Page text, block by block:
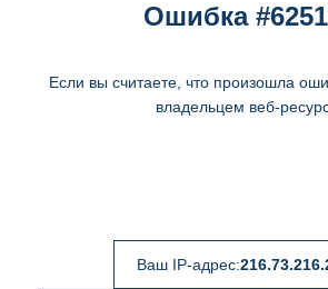
Ошибка
Если вы считаете, что произошла
владельцем веб-
Ваш IP-адрес: